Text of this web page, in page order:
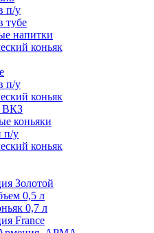
п/у
тубе
напитки
коньяк
п/у
коньяк
ВКЗ
коньяки
п/у
коньяк
Золотой
0,5 л
0,7 л
France